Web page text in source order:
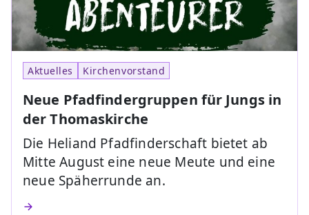
Aktuelles Kirchenvorstand
Neue Pfadfindergruppen für Jungs in
der Thomaskirche
Die Heliand Pfadfinderschaft bietet ab
Mitte August eine neue Meute und eine
neue Späherrunde an.